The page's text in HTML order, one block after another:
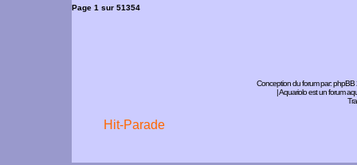
Page 1 sur 51354
Conception du forum par:phpBB
| Aquariolo est un forum